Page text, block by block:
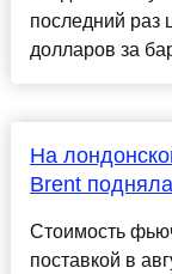
последний раз
долларов за
На
Brent
Стоимость
поставкой в